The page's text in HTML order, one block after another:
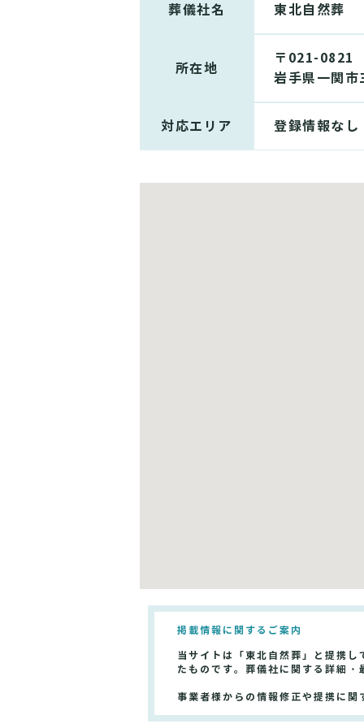
葬儀社名 東北自然葬
所在地
〒021-0821
岩手県一関
対応エリア 登録情報なし
掲載情報に関するご案内
当サイトは「東北自然葬」と提携
たものです。葬儀社に関する詳細
事業者様からの情報修正や提携に